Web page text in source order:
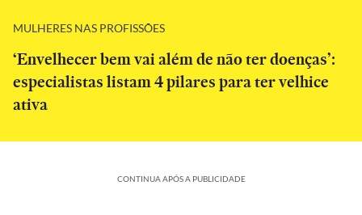
MULHERES NAS PROFISSÕES
‘Envelhecer bem vai além de não ter doenças’:
especialistas listam 4 pilares para ter velhice
ativa
CONTINUA APÓS A PUBLICIDADE